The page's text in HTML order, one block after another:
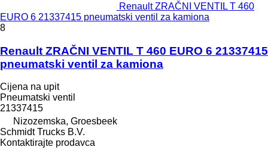
Renault ZRAČNI VENTIL T 460
EURO 6 21337415 pneumatski ventil za kamiona
8
Renault ZRAČNI VENTIL T 460 EURO 6 21337415
pneumatski ventil za kamiona
Cijena na upit
Pneumatski ventil
21337415
Nizozemska, Groesbeek
Schmidt Trucks B.V.
Kontaktirajte prodavca